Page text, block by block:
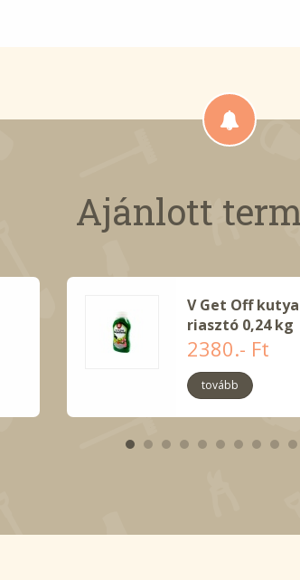
Ajánlott
V Get Off
riasztó 0,24 kg
2380.- Ft
tovább